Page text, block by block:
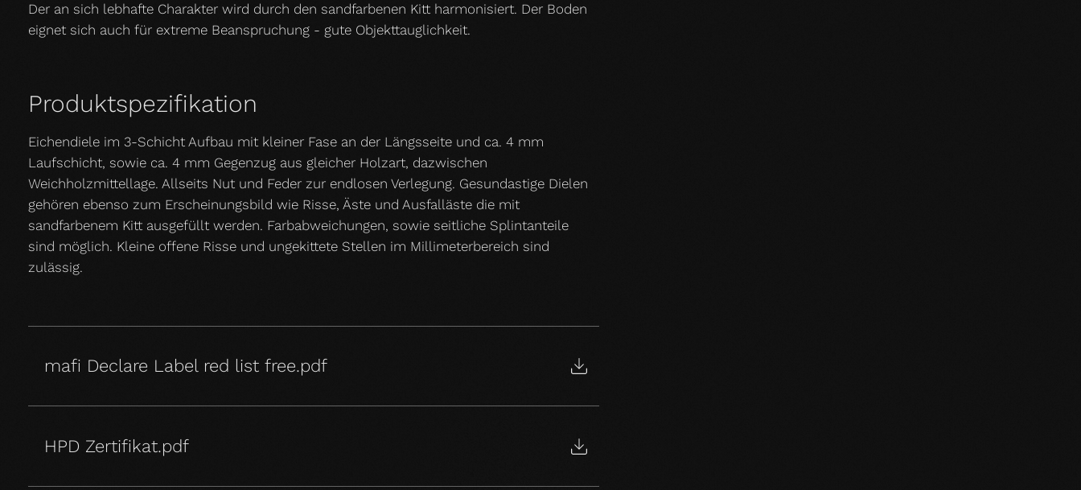
Der an sich lebhafte Charakter wird durch den sandfarbenen Kitt harmonisiert. Der Boden
eignet sich auch für extreme Beanspruchung - gute Objekttauglichkeit.
Produktspezifikation
Eichendiele im 3-Schicht Aufbau mit kleiner Fase an der Längsseite und ca. 4 mm
Laufschicht, sowie ca. 4 mm Gegenzug aus gleicher Holzart, dazwischen
Weichholzmittellage. Allseits Nut und Feder zur endlosen Verlegung. Gesundastige Dielen
gehören ebenso zum Erscheinungsbild wie Risse, Äste und Ausfalläste die mit
sandfarbenem Kitt ausgefüllt werden. Farbabweichungen, sowie seitliche Splintanteile
sind möglich. Kleine offene Risse und ungekittete Stellen im Millimeterbereich sind
zulässig.
mafi Declare Label red list free.pdf
HPD Zertifikat.pdf